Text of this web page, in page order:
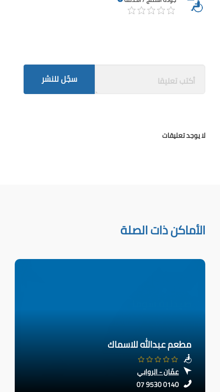
سجّل للنشر
لا يوجد تعليقات
الأماكن ذات الصلة
مطعم عبدالله للاسماك
عمّان - الروابي
07 9530 0140